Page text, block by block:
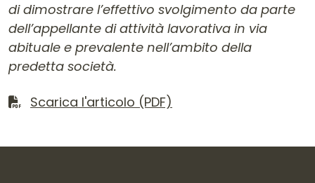
di dimostrare l’effettivo svolgimento da parte
dell’appellante di attività lavorativa in via
abituale e prevalente nell’ambito della
predetta società.
Scarica il file
Scarica l'articolo (PDF)